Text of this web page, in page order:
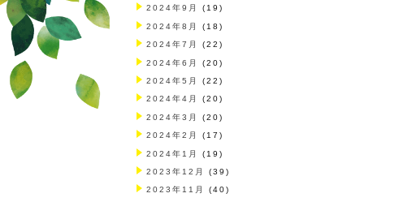
2024年9月 (19)
2024年8月 (18)
2024年7月 (22)
2024年6月 (20)
2024年5月 (22)
2024年4月 (20)
2024年3月 (20)
2024年2月 (17)
2024年1月 (19)
2023年12月 (39)
2023年11月 (40)